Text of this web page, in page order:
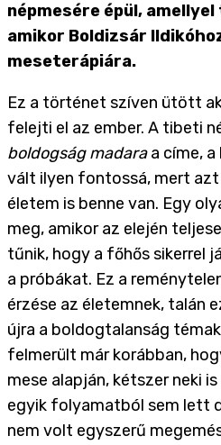
népmesére épül,
amikor Boldizsár
meseterápiára.
Ez a történet szíven ütött
felejti el az ember. A tibeti
boldogság madaraa címe, a
vált ilyen fontossá, mert
életem is benne van. Egy
meg, amikor az elején
tűnik, hogy a főhős sikerrel
a próbákat. Ez a
érzése az életemnek, talán
újra a boldogtalanság
felmerült már korábban,
mese alapján, kétszer neki
egyik folyamatból sem lett
nem volt egyszerű